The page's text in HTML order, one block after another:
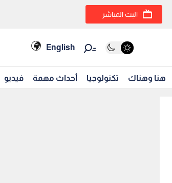
البث المباشر
English
هنا وهناك تكنولوجيا أحداث مهمة فيديو